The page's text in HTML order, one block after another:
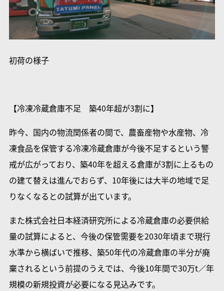
初荷の様子
【冷凍冷蔵倉庫不足 築40年超が3割に】
昨今、国内の物流関係者の間で、農畜産物や水産物、冷
凍食品を保管する冷凍冷蔵倉庫が今後不足するという警
戒が広がっており、築40年を超える倉庫が3割に上るもの
の建て替えは進んでおらず、10年後には大半の地域で足
りなくなるとの試算が出ています。
また株式会社日本経済研究所による冷蔵倉庫の必要供給
量の試算によると、今後の保管需要を2030年頃まで現行
水準から横ばいで推移、築50年代の冷蔵倉庫の半分が廃
棄されるという前提のうえでは、今後10年間で30万t／年
規模の新規投資が必要になる見込みです。